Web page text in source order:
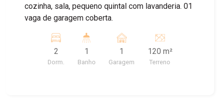
cozinha, sala, pequeno quintal com lavanderia. 01
vaga de garagem coberta.
2
Dorm.
1
Banho
1
Garagem
120 m²
Terreno